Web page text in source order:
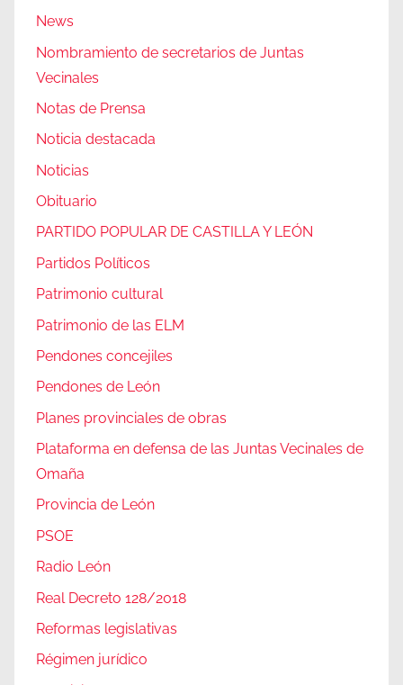
News
Nombramiento de secretarios de Juntas
Vecinales
Notas de Prensa
Noticia destacada
Noticias
Obituario
PARTIDO POPULAR DE CASTILLA Y LEÓN
Partidos Políticos
Patrimonio cultural
Patrimonio de las ELM
Pendones concejiles
Pendones de León
Planes provinciales de obras
Plataforma en defensa de las Juntas Vecinales de
Omaña
Provincia de León
PSOE
Radio León
Real Decreto 128/2018
Reformas legislativas
Régimen jurídico